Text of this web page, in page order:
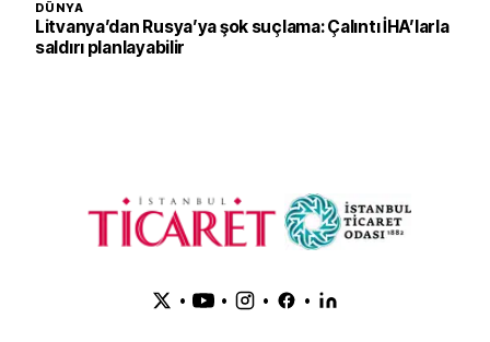
DÜNYA
Litvanya’dan Rusya’ya şok suçlama: Çalıntı İHA’larla
saldırı planlayabilir
• • • •